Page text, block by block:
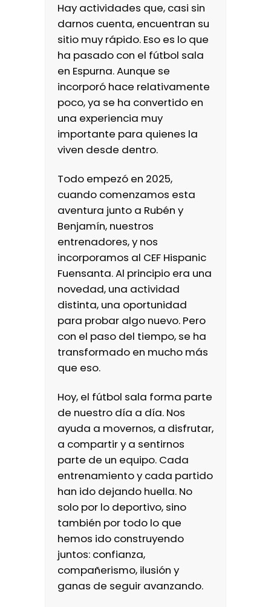
Hay actividades que, casi sin
darnos cuenta, encuentran su
sitio muy rápido. Eso es lo que
ha pasado con el fútbol sala
en Espurna. Aunque se
incorporó hace relativamente
poco, ya se ha convertido en
una experiencia muy
importante para quienes la
viven desde dentro.
Todo empezó en 2025,
cuando comenzamos esta
aventura junto a Rubén y
Benjamín, nuestros
entrenadores, y nos
incorporamos al CEF Hispanic
Fuensanta. Al principio era una
novedad, una actividad
distinta, una oportunidad
para probar algo nuevo. Pero
con el paso del tiempo, se ha
transformado en mucho más
que eso.
Hoy, el fútbol sala forma parte
de nuestro día a día. Nos
ayuda a movernos, a disfrutar,
a compartir y a sentirnos
parte de un equipo. Cada
entrenamiento y cada partido
han ido dejando huella. No
solo por lo deportivo, sino
también por todo lo que
hemos ido construyendo
juntos: confianza,
compañerismo, ilusión y
ganas de seguir avanzando.